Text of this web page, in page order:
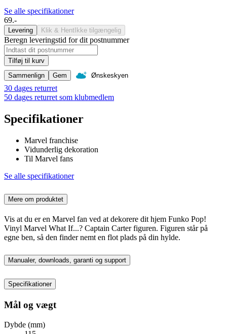
Se alle specifikationer
69.-
Levering Klik & Hent Ikke tilgængelig
Beregn leveringstid for dit postnummer
Tilføj til kurv
Sammenlign
Gem Ønskeskyen
30 dages returret
50 dages returret som klubmedlem
Specifikationer
Marvel franchise
Vidunderlig dekoration
Til Marvel fans
Se alle specifikationer
Mere om produktet
Vis at du er en Marvel fan ved at dekorere dit hjem Funko Pop!
Vinyl Marvel What If...? Captain Carter figuren. Figuren står på
egne ben, så den finder nemt en flot plads på din hylde.
Manualer, downloads, garanti og support
Specifikationer
Mål og vægt
Dybde (mm)